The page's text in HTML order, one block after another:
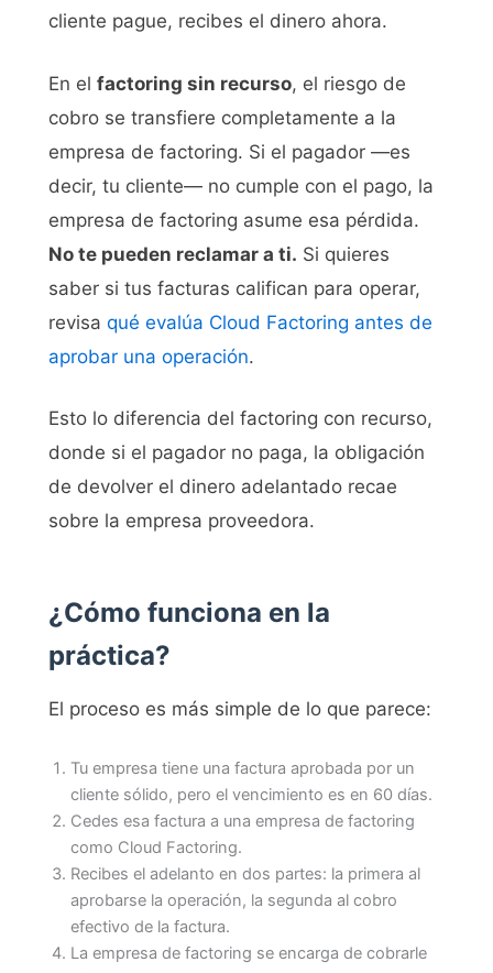
cliente pague, recibes el dinero ahora.
En el factoring sin recurso, el riesgo de
cobro se transfiere completamente a la
empresa de factoring. Si el pagador —es
decir, tu cliente— no cumple con el pago, la
empresa de factoring asume esa pérdida.
No te pueden reclamar a ti. Si quieres
saber si tus facturas califican para operar,
revisa qué evalúa Cloud Factoring antes de
aprobar una operación.
Esto lo diferencia del factoring con recurso,
donde si el pagador no paga, la obligación
de devolver el dinero adelantado recae
sobre la empresa proveedora.
¿Cómo funciona en la
práctica?
El proceso es más simple de lo que parece:
Tu empresa tiene una factura aprobada por un
cliente sólido, pero el vencimiento es en 60 días.
Cedes esa factura a una empresa de factoring
como Cloud Factoring.
Recibes el adelanto en dos partes: la primera al
aprobarse la operación, la segunda al cobro
efectivo de la factura.
La empresa de factoring se encarga de cobrarle